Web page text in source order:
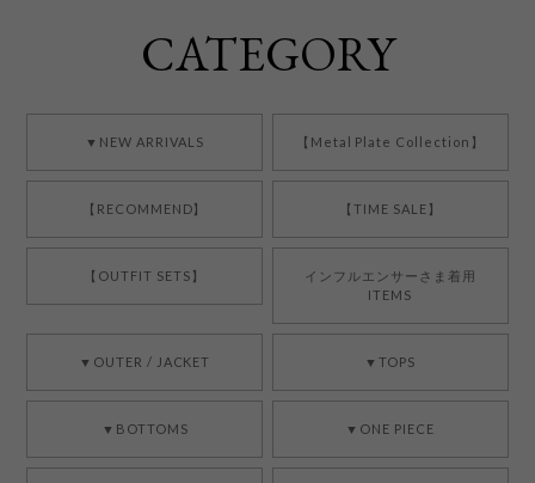
CATEGORY
▼NEW ARRIVALS 【Metal Plate Collection】
【RECOMMEND】 【TIME SALE】
【OUTFIT SETS】
インフルエンサーさま着用
ITEMS
▼OUTER / JACKET ▼TOPS
▼BOTTOMS ▼ONE PIECE